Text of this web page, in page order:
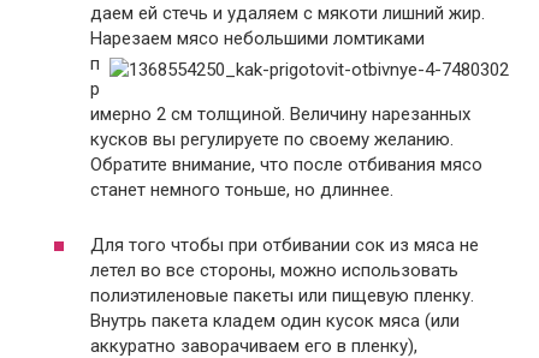
даем ей стечь и удаляем с мякоти лишний жир.
Нарезаем мясо небольшими ломтиками
п
р
имерно 2 см толщиной. Величину нарезанных
кусков вы регулируете по своему желанию.
Обратите внимание, что после отбивания мясо
станет немного тоньше, но длиннее.
Для того чтобы при отбивании сок из мяса не
летел во все стороны, можно использовать
полиэтиленовые пакеты или пищевую пленку.
Внутрь пакета кладем один кусок мяса (или
аккуратно заворачиваем его в пленку),